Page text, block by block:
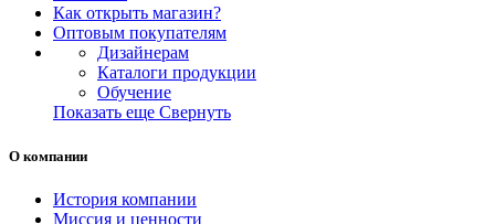
Как открыть магазин?
Оптовым покупателям
Дизайнерам
Каталоги продукции
Обучение
Показать еще Свернуть
О компании
История компании
Миссия и ценности